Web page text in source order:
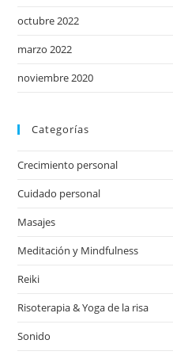
octubre 2022
marzo 2022
noviembre 2020
Categorías
Crecimiento personal
Cuidado personal
Masajes
Meditación y Mindfulness
Reiki
Risoterapia & Yoga de la risa
Sonido